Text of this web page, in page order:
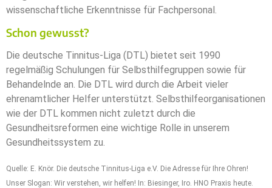
wissenschaftliche Erkenntnisse für Fachpersonal.
Schon gewusst?
Die deutsche Tinnitus-Liga (DTL) bietet seit 1990
regelmäßig Schulungen für Selbsthilfegruppen sowie für
Behandelnde an. Die DTL wird durch die Arbeit vieler
ehrenamtlicher Helfer unterstützt. Selbsthilfeorganisationen
wie der DTL kommen nicht zuletzt durch die
Gesundheitsreformen eine wichtige Rolle in unserem
Gesundheitssystem zu.
Quelle: E. Knör. Die deutsche Tinnitus-Liga e.V. Die Adresse für Ihre Ohren!
Unser Slogan: Wir verstehen, wir helfen! In: Biesinger, Iro. HNO Praxis heute.